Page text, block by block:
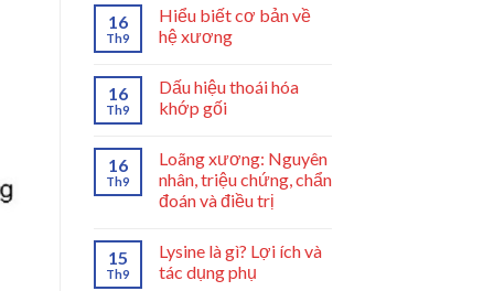
16
Th9
Hiểu biết cơ bản về
hệ xương
16
Th9
Dấu hiệu thoái hóa
khớp gối
16
Th9
Loãng xương: Nguyên
nhân, triệu chứng, chẩn
đoán và điều trị
15
Th9
Lysine là gì? Lợi ích và
tác dụng phụ